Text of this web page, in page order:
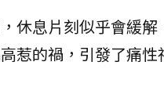
休息片刻似乎會緩
惹的禍，引發了痛